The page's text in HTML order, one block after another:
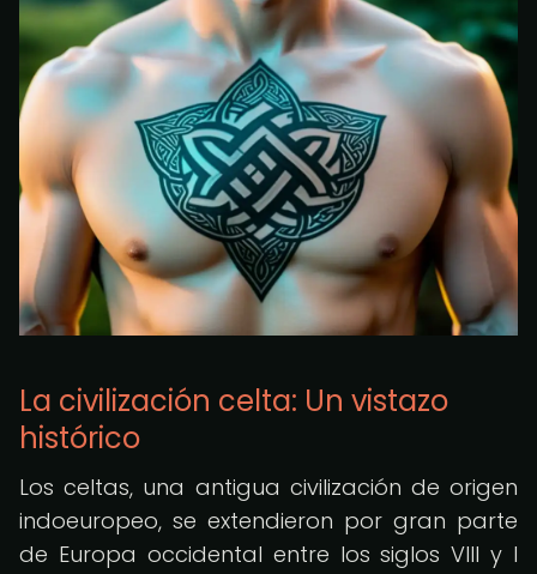
La civilización celta: Un vistazo
histórico
Los celtas, una antigua civilización de origen
indoeuropeo, se extendieron por gran parte
de Europa occidental entre los siglos VIII y I